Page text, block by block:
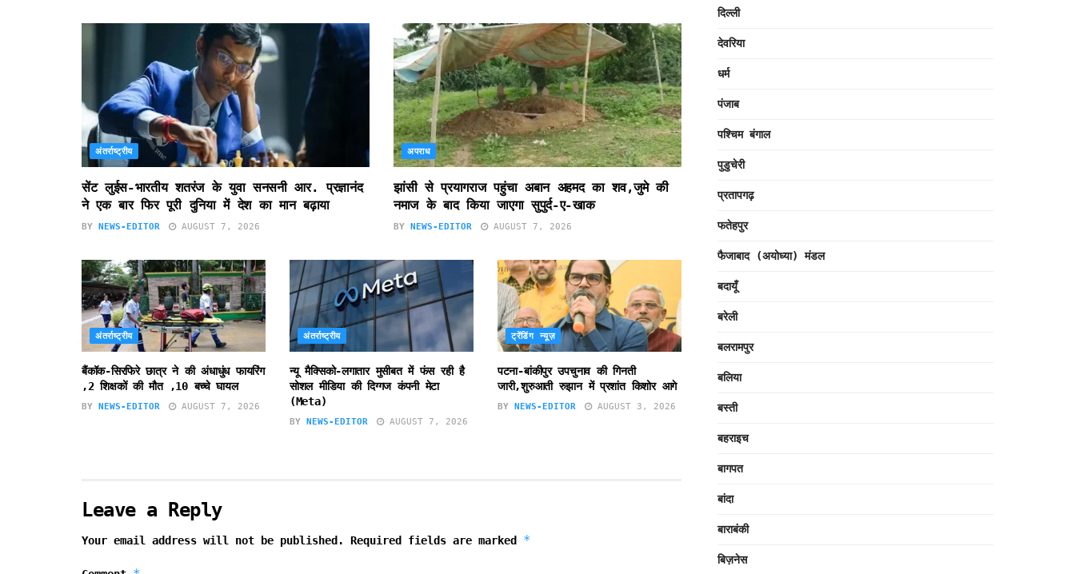
अंतर्राष्ट्रीय
सेंट लुईस-भारतीय शतरंज के युवा सनसनी आर. प्रज्ञानंद
ने एक बार फिर पूरी दुनिया में देश का मान बढ़ाया
BY NEWS-EDITOR AUGUST 7, 2026
अपराध
झांसी से प्रयागराज पहुंचा अबान अहमद का शव,जुमे की
नमाज के बाद किया जाएगा सुपुर्द-ए-खाक
BY NEWS-EDITOR AUGUST 7, 2026
अंतर्राष्ट्रीय
बैंकॉक-सिरफिरे छात्र ने की अंधाधुंध फायरिंग
,2 शिक्षकों की मौत ,10 बच्चे घायल
BY NEWS-EDITOR AUGUST 7, 2026
अंतर्राष्ट्रीय
न्यू मैक्सिको-लगातार मुसीबत में फंस रही है
सोशल मीडिया की दिग्गज कंपनी मेटा
(Meta)
BY NEWS-EDITOR AUGUST 7, 2026
ट्रेंडिंग न्यूज़
पटना-बांकीपुर उपचुनाव की गिनती
जारी,शुरुआती रुझान में प्रशांत किशोर आगे
BY NEWS-EDITOR AUGUST 3, 2026
Leave a Reply
Your email address will not be published. Required fields are marked *
दिल्ली
देवरिया
धर्म
पंजाब
पश्चिम बंगाल
पुडुचेरी
प्रतापगढ़
फतेहपुर
फैजाबाद (अयोध्या) मंडल
बदायूँ
बरेली
बलरामपुर
बलिया
बस्ती
बहराइच
बागपत
बांदा
बाराबंकी
बिज़नेस